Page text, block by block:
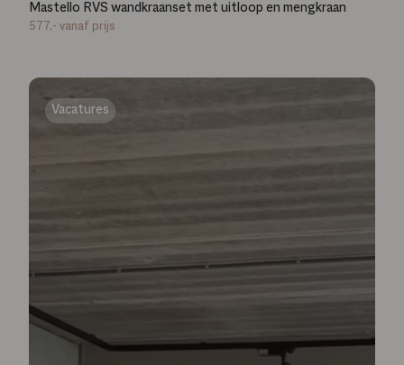
Mastello RVS wandkraanset met uitloop en mengkraan
577,- vanaf prijs
Vacatures